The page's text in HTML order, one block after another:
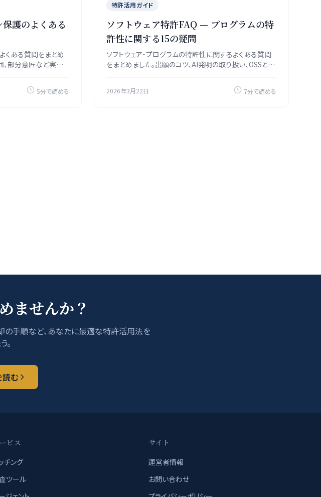
護のよくある
くある質問をまとめ
、部分意匠など実務
5分で読める
特許活用ガイド
ソフトウェア特許FAQ — プログラムの特
許性に関する15の疑問
ソフトウェア・プログラムの特許性に関するよくある質問
をまとめました。出願のコツ、AI発明の取り扱い、OSSとの
2026年3月22日 7分で読める
ませんか？
の手順など、あなたに最適な特許活用法を
。
読む
ビス
チング
ツール
サイト
運営者情報
お問い合わせ